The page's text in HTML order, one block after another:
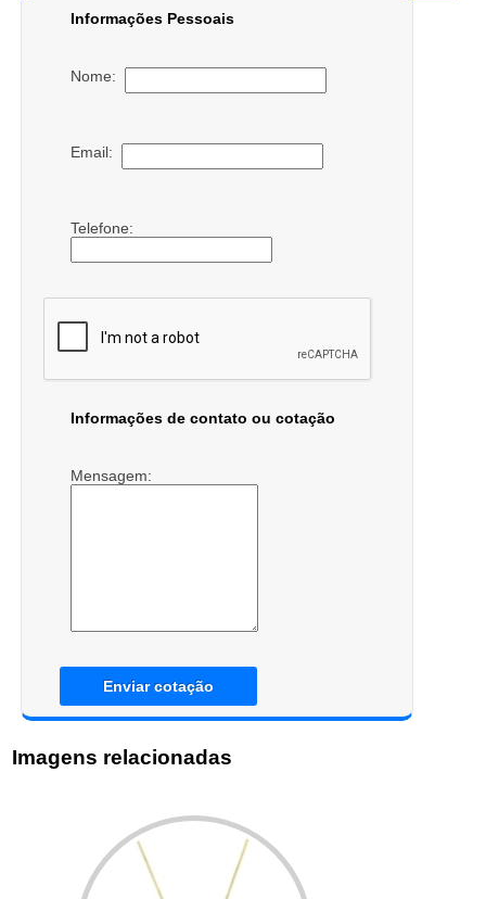
Informações Pessoais
Nome:
Email:
Telefone:
Informações de contato ou cotação
Mensagem:
Enviar cotação
Imagens relacionadas